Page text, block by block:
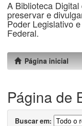
A Biblioteca
preservar e
Poder Legislativo
Federal.
Página inicial
Página de
Buscar em: